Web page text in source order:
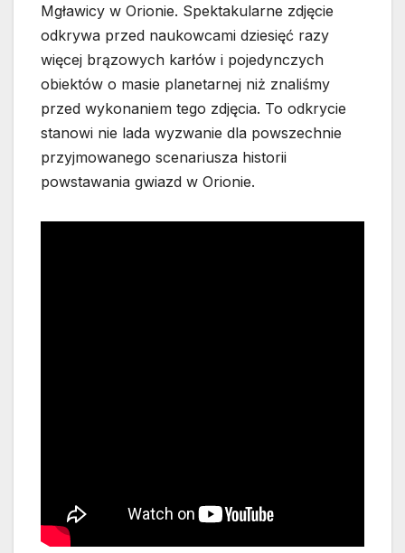
Mgławicy w Orionie. Spektakularne zdjęcie
odkrywa przed naukowcami dziesięć razy
więcej brązowych karłów i pojedynczych
obiektów o masie planetarnej niż znaliśmy
przed wykonaniem tego zdjęcia. To odkrycie
stanowi nie lada wyzwanie dla powszechnie
przyjmowanego scenariusza historii
powstawania gwiazd w Orionie.